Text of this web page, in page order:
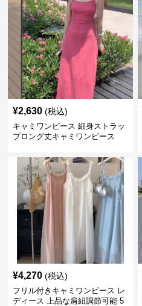
¥2,630 (税込)
キャミワンピース 細身ストラッ
プロング丈キャミワンピース
¥4,270 (税込)
フリル付きキャミワンピース レ
ディース 上品な肩紐調節可能 5